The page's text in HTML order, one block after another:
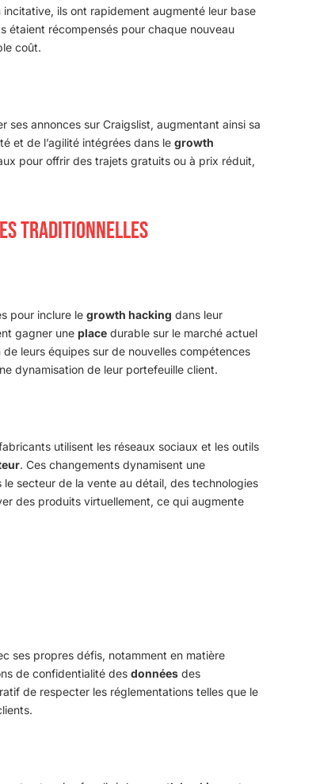
ils ont rapidement augmenté leur base
étaient récompensés pour chaque nouveau
coût.
annonces sur Craigslist, augmentant ainsi sa
et de l’agilité intégrées dans le growth
pour offrir des trajets gratuits ou à prix réduit,
TRADITIONNELLES
pour inclure le growth hacking dans leur
gagner une place durable sur le marché actuel
leurs équipes sur de nouvelles compétences
dynamisation de leur portefeuille client.
utilisent les réseaux sociaux et les outils
. Ces changements dynamisent une
secteur de la vente au détail, des technologies
des produits virtuellement, ce qui augmente
ses propres défis, notamment en matière
de confidentialité des données des
de respecter les réglementations telles que le